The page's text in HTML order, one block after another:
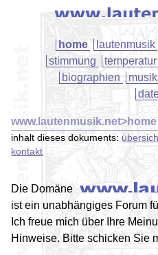
home lautenmusik
stimmung
temperatur
biographien
www.lautenmusik.net>home
inhalt dieses dokuments:
kontakt
Die Domäne
ist ein unabhängiges Forum
Ich freue mich über Ihre
Hinweise. Bitte schicken Sie